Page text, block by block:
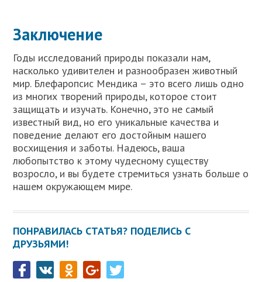
Заключение
Годы исследований природы показали нам,
насколько удивителен и разнообразен животный
мир. Блефаропсис Мендика – это всего лишь одно
из многих творений природы, которое стоит
защищать и изучать. Конечно, это не самый
известный вид, но его уникальные качества и
поведение делают его достойным нашего
восхищения и заботы. Надеюсь, ваша
любопытство к этому чудесному существу
возросло, и вы будете стремиться узнать больше о
нашем окружающем мире.
ПОНРАВИЛАСЬ СТАТЬЯ? ПОДЕЛИСЬ С
ДРУЗЬЯМИ!